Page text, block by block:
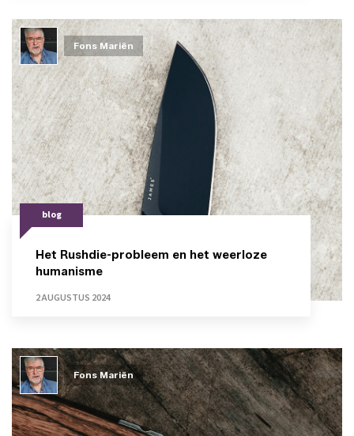
blog
Het Rushdie-probleem en het weerloze
humanisme
2 AUGUSTUS 2024
Fons Mariën
Fons Mariën